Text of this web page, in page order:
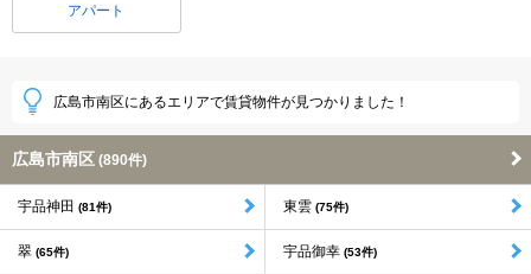
アパート
広島市南区にあるエリアで賃貸物件が見つかりました！
広島市南区 (890件)
宇品神田 (81件) 東雲 (75件)
翠 (65件) 宇品御幸 (53件)